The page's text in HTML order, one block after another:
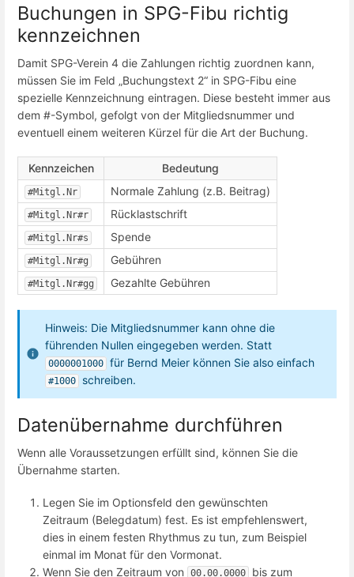
Buchungen in SPG-Fibu richtig
kennzeichnen
Damit SPG-Verein 4 die Zahlungen richtig zuordnen kann,
müssen Sie im Feld „Buchungstext 2“ in SPG-Fibu eine
spezielle Kennzeichnung eintragen. Diese besteht immer aus
dem #-Symbol, gefolgt von der Mitgliedsnummer und
eventuell einem weiteren Kürzel für die Art der Buchung.
Kennzeichen Bedeutung
#Mitgl.Nr Normale Zahlung (z.B. Beitrag)
#Mitgl.Nr#r Rücklastschrift
#Mitgl.Nr#s Spende
#Mitgl.Nr#g Gebühren
#Mitgl.Nr#gg Gezahlte Gebühren
Hinweis: Die Mitgliedsnummer kann ohne die
führenden Nullen eingegeben werden. Statt
0000001000 für Bernd Meier können Sie also einfach
#1000 schreiben.
Datenübernahme durchführen
Wenn alle Voraussetzungen erfüllt sind, können Sie die
Übernahme starten.
Legen Sie im Optionsfeld den gewünschten
Zeitraum (Belegdatum) fest. Es ist empfehlenswert,
dies in einem festen Rhythmus zu tun, zum Beispiel
einmal im Monat für den Vormonat.
Wenn Sie den Zeitraum von
00.00.0000 bis zum